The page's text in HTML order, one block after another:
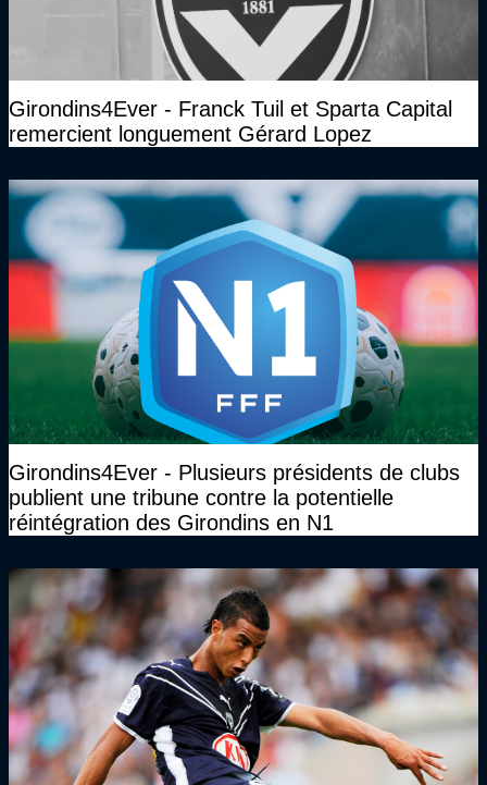
Girondins4Ever - Franck Tuil et Sparta Capital
remercient longuement Gérard Lopez
Girondins4Ever - Plusieurs présidents de clubs
publient une tribune contre la potentielle
réintégration des Girondins en N1